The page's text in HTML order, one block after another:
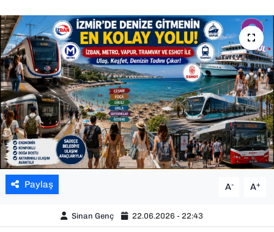
Paylaş A- A+
Sinan Genç 22.06.2026 - 22:43
YAŞAM
YEREL YÖNETİMLER